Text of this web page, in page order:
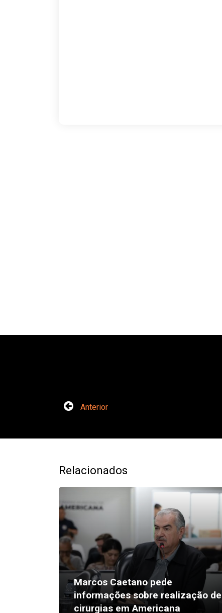
Anterior
Relacionados
Marcos Caetano pede
informações sobre realização de
cirurgias em Americana